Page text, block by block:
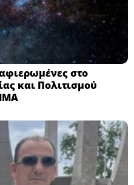
στο
και Πολιτισμού